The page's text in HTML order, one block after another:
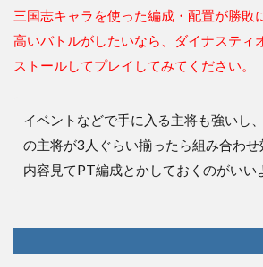
三国志キャラを使った編成・配置が勝敗
高いバトルがしたいなら、ダイナスティ
ストールしてプレイしてみてください。
イベントなどで手に入る主将も強いし
の主将が3人ぐらい揃ったら組み合わせ
内容見てPT編成とかしておくのがいい